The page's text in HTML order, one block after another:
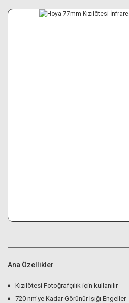
Ana Özellikler
Kızılötesi Fotoğrafçılık için kullanılır
720 nm'ye Kadar Görünür Işığı Engeller